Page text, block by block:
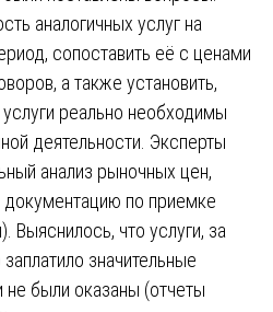
аналогичных услуг на
сопоставить её с ценами
а также установить,
реально необходимы
деятельности. Эксперты
анализ рыночных цен,
документацию по приемке
Выяснилось, что услуги, за
значительные
были оказаны (отчеты